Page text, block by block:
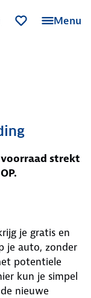
Menu
voorraad strekt
je gratis en
je auto, zonder
potentiele
kun je simpel
nieuwe